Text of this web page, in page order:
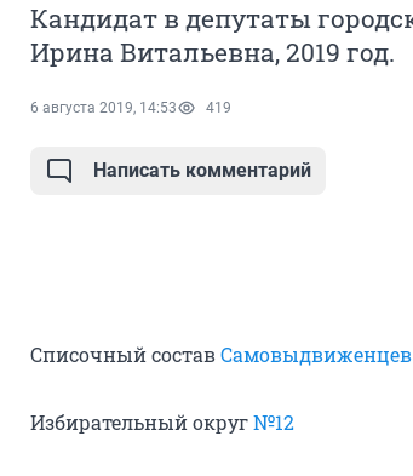
Кандидат в депутаты
Ирина Витальевна, 2019 год.
6 августа 2019, 14:53 419
Написать комментарий
Списочный составСамовыдвиженцев
Избирательный округ№12